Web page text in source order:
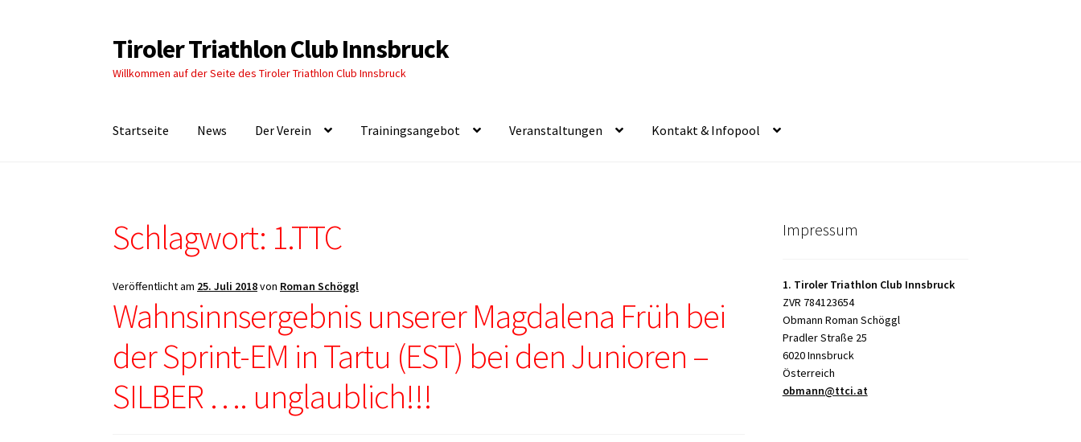
Zur
Navigation
springen
Zum
Inhalt
springen
Tiroler Triathlon Club Innsbruck
Willkommen auf der Seite des Tiroler Triathlon Club Innsbruck
Startseite News Der Verein Trainingsangebot Veranstaltungen Kontakt & Infopool
Schlagwort: 1.TTC
Veröffentlicht am 25. Juli 2018von Roman Schöggl
Wahnsinnsergebnis unserer Magdalena Früh bei
der Sprint-EM in Tartu (EST) bei den Junioren –
SILBER …. unglaublich!!!
Impressum
1. Tiroler Triathlon Club Innsbruck
ZVR 784123654
Obmann Roman Schöggl
Pradler Straße 25
6020 Innsbruck
Österreich
obmann@ttci.at